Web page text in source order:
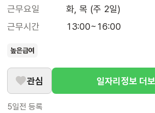
근무요일
화, 목 (주 2일)
근무시간
13:00~16:00
높은급여
관심 일자리정보 더
5일전 등록